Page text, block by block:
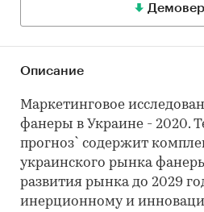
Описание
Маркетинговое
фанеры в Украине - 2020.
прогноз` содержит
украинского рынка
развития рынка до 2029
инерционному и